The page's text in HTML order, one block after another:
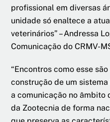
profissional em diversas
unidade só enaltece a
veterinários” – Andressa
Comunicação do CRMV-
“Encontros como esse
construção de um
a comunicação no âmbito
da Zootecnia de forma